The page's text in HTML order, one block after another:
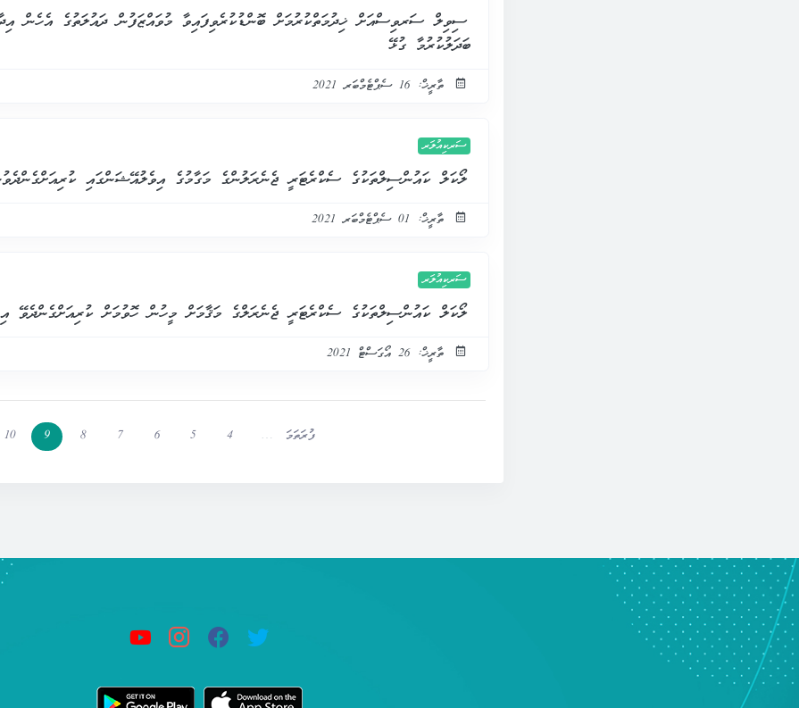
ސިވިލް ސަރވިސްއަށް ޚިދުމަތްކުރުމަށް ބޮންޑުކުރެވިފައިވާ މުވައްޒަފުން ދައުލަތުގެ އެހެން
ބަދަލުކުރުމާ ގުޅޭ
ތާރީޚް: 16 ސެޕްޓެމްބަރ 2021
ސަރކިއުލަރ
ލޯކަލް ކައުންސިލްތަކުގެ ސެކްރެޓަރީ ޖެނެރަލުންގެ މަގާމުގެ އިވެލުއޭޝަންގައި
ތާރީޚް: 01 ސެޕްޓެމްބަރ 2021
ސަރކިއުލަރ
ލޯކަލް ކައުންސިލްތަކުގެ ސެކްރެޓަރީ ޖެނެރަލްގެ މަޤާމަށް މީހުން ހޮވުމަށް ކުރިއަށްގެންދެވޭ
ތާރީޚް: 26 އޯގަސްޓް 2021
ފުރަތަމަ …
4
5
6
7
8
9
10